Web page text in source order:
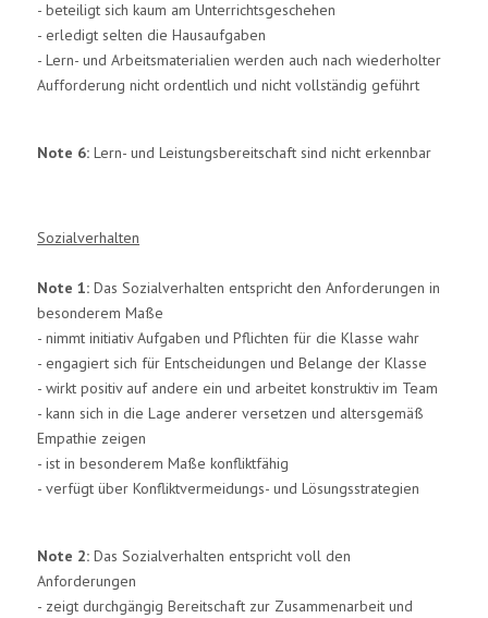
- beteiligt sich kaum am Unterrichtsgeschehen
- erledigt selten die Hausaufgaben
- Lern- und Arbeitsmaterialien werden auch nach wiederholter
Aufforderung nicht ordentlich und nicht vollständig geführt
Note 6: Lern- und Leistungsbereitschaft sind nicht erkennbar
Sozialverhalten
Note 1: Das Sozialverhalten entspricht den Anforderungen in
besonderem Maße
- nimmt initiativ Aufgaben und Pflichten für die Klasse wahr
- engagiert sich für Entscheidungen und Belange der Klasse
- wirkt positiv auf andere ein und arbeitet konstruktiv im Team
- kann sich in die Lage anderer versetzen und altersgemäß
Empathie zeigen
- ist in besonderem Maße konfliktfähig
- verfügt über Konfliktvermeidungs- und Lösungsstrategien
Note 2: Das Sozialverhalten entspricht voll den
Anforderungen
- zeigt durchgängig Bereitschaft zur Zusammenarbeit und